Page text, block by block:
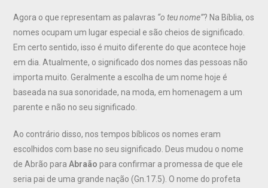
Agora o que representam as palavras “o teu nome”? Na Bíblia, os
nomes ocupam um lugar especial e são cheios de significado.
Em certo sentido, isso é muito diferente do que acontece hoje
em dia. Atualmente, o significado dos nomes das pessoas não
importa muito. Geralmente a escolha de um nome hoje é
baseada na sua sonoridade, na moda, em homenagem a um
parente e não no seu significado.
Ao contrário disso, nos tempos bíblicos os nomes eram
escolhidos com base no seu significado. Deus mudou o nome
de Abrão paraAbraão para confirmar a promessa de que ele
seria pai de uma grande nação (Gn.17.5). O nome do profeta